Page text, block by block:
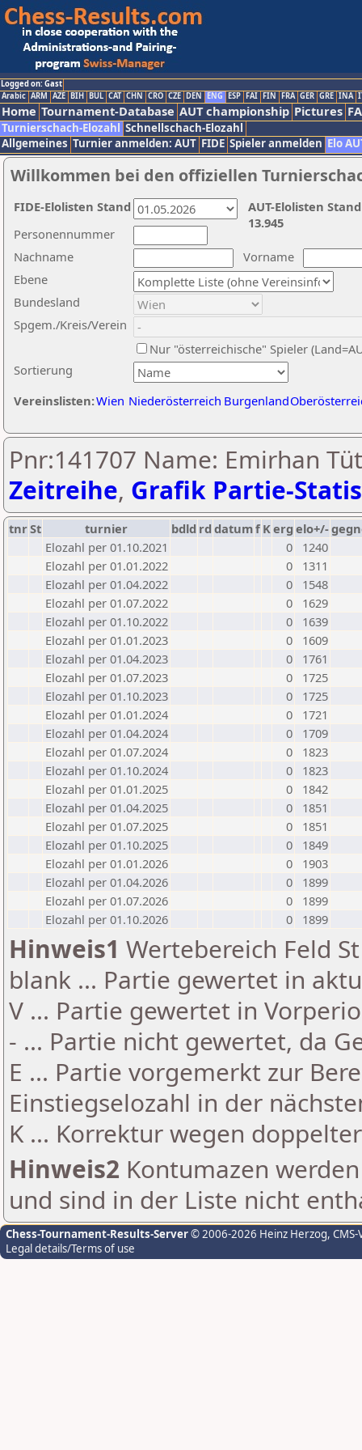
Logged on: Gast
Arabic ARM AZE BIH BUL CAT CHN CRO CZE DEN ENG ESP FAI FIN FRA GER GRE INA
Home Tournament-Database AUT championship Pictures
Turnierschach-Elozahl Schnellschach-Elozahl
Allgemeines Turnier anmelden: AUT FIDE Spieler anmelden Elo
Willkommen bei den offiziellen
Nachname
Vorname
Ebene
Sortierung
Personennummer
Bundesland
Spgem./Kreis/Verein
Nur "österreichische" Spieler
Vereinslisten:Wien Niederösterreich Burgenland
AUT-Elolisten
13.945
FIDE-Elolisten Stand
Pnr:141707 Name: Emirhan
Zeitreihe, Grafik Partie-
tnrSt turnier bdld rd datumf Kerg elo+/-
Elozahl per 01.10.2021
0
1240
Elozahl per 01.01.2022
0
1311
Elozahl per 01.04.2022
0
1548
Elozahl per 01.07.2022
0
1629
Elozahl per 01.10.2022
0
1639
Elozahl per 01.01.2023
0
1609
Elozahl per 01.04.2023
0
1761
Elozahl per 01.07.2023
0
1725
Elozahl per 01.10.2023
0
1725
Elozahl per 01.01.2024
0
1721
Elozahl per 01.04.2024
0
1709
Elozahl per 01.07.2024
0
1823
Elozahl per 01.10.2024
0
1823
Elozahl per 01.01.2025
0
1842
Elozahl per 01.04.2025
0
1851
Elozahl per 01.07.2025
0
1851
Elozahl per 01.10.2025
0
1849
Elozahl per 01.01.2026
0
1903
Elozahl per 01.04.2026
0
1899
Elozahl per 01.07.2026
0
1899
Elozahl per 01.10.2026
0 1899
Hinweis1 Wertebereich Feld
blank ... Partie gewertet in
V ... Partie gewertet in
- ... Partie nicht gewertet, da
E ... Partie vorgemerkt zur
Einstiegselozahl in der
K ... Korrektur wegen
Hinweis2 Kontumazen
und sind in der Liste nicht
Chess-Tournament-Results-Server© 2006-2026 Heinz Herzog,
Legal details/Terms of use